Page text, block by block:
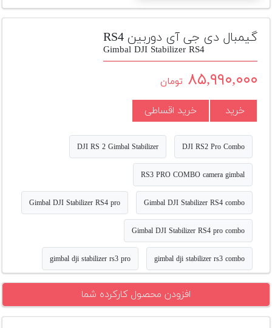
تجهیزات
مکث
پلاس
محصول
دست
لیست
قیمت
دوربین
بله
گیمبال دی جی آی دوربین RS4
Gimbal DJI Stabilizer RS4
۸۵,۹۹۰,۰۰۰ تومان
خرید خرید اقساطی
DJI RS2 Pro Combo
DJI RS 2 Gimbal Stabilizer
RS3 PRO COMBO camera gimbal
Gimbal DJI Stabilizer RS4 combo
Gimbal DJI Stabilizer RS4 pro
Gimbal DJI Stabilizer RS4 pro combo
gimbal dji stabilizer rs3 combo
gimbal dji stabilizer rs3 pro
افزودن محصول کارکرده شما